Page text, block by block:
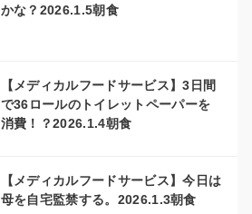
かな？2026.1.5朝食
【メディカルフードサービス】3日間
で36ロールのトイレットペーパーを
消費！？2026.1.4朝食
【メディカルフードサービス】今日は
母を自宅監禁する。2026.1.3朝食